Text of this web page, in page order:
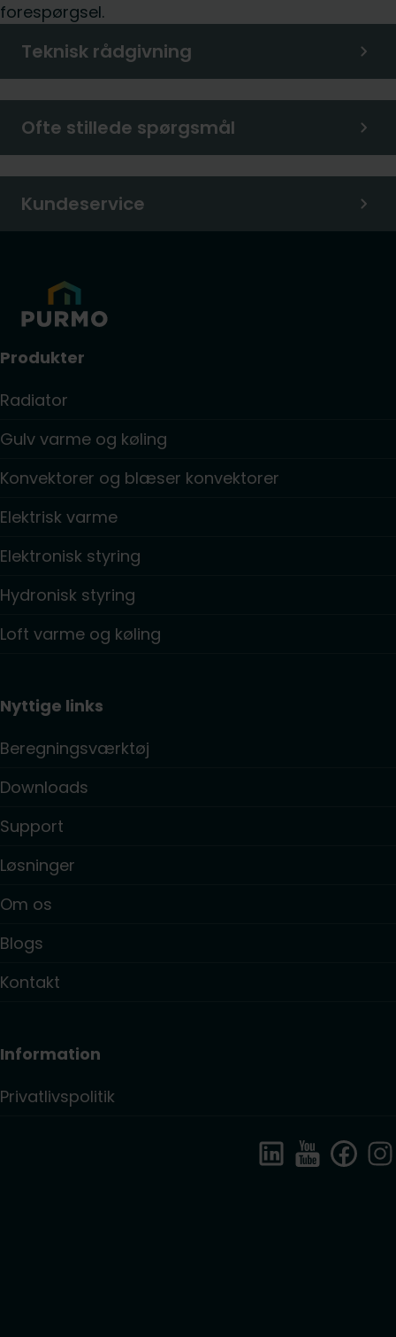
forespørgsel.
Teknisk rådgivning
Ofte stillede spørgsmål
Kundeservice
Produkter
Radiator
Gulv varme og køling
Konvektorer og blæser konvektorer
Elektrisk varme
Elektronisk styring
Hydronisk styring
Loft varme og køling
Nyttige links
Beregningsværktøj
Downloads
Support
Løsninger
Om os
Blogs
Kontakt
Information
Privatlivspolitik